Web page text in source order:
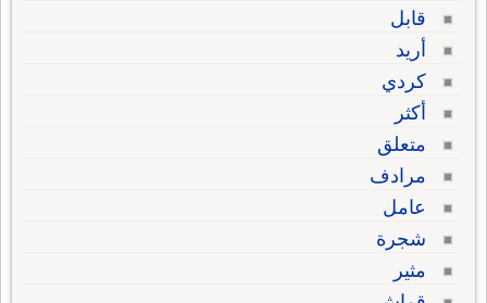
قابل
أريد
كردي
أكثر
متعلق
مرادف
عامل
شجرة
مثير